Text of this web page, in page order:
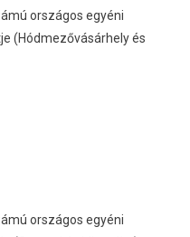
országos egyéni
(Hódmezővásárhely és
országos egyéni